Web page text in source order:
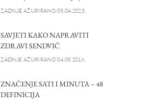
ZADNJE AŽURIRANO 05.04.2023.
SAVJETI KAKO NAPRAVITI
ZDRAVI SENDVIČ
ZADNJE AŽURIRANO 04.05.2016.
ZNAČENJE SATI I MINUTA – 48
DEFINICIJA